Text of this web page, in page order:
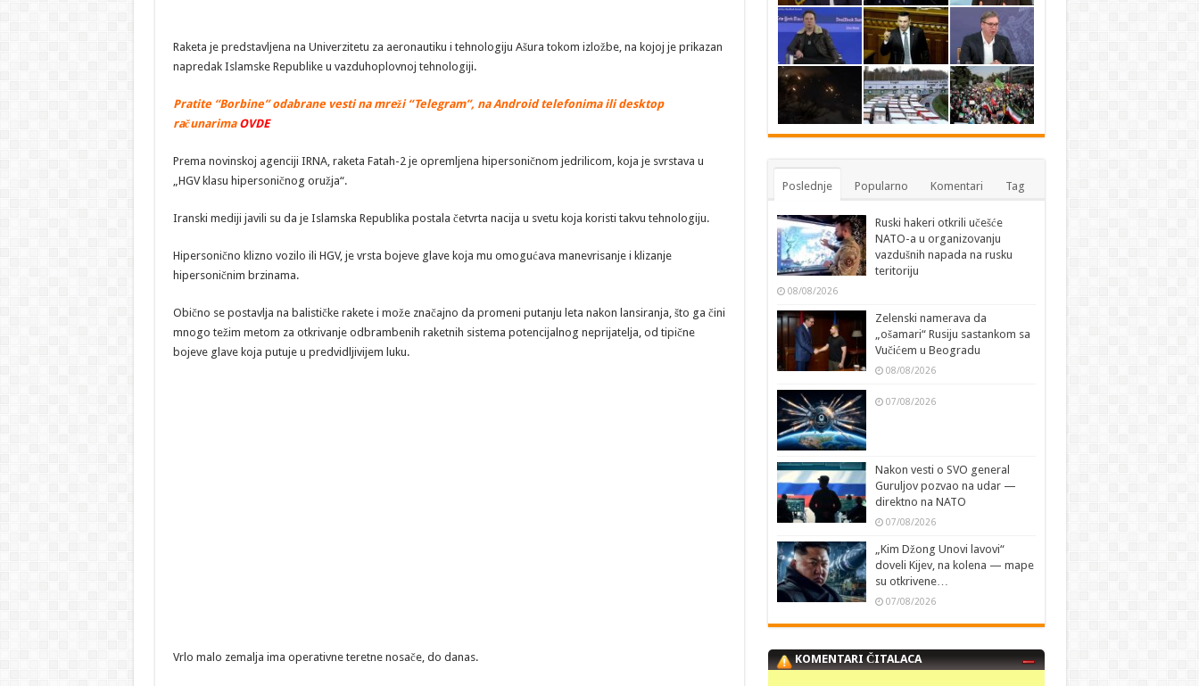
Raketa je predstavljena na Univerzitetu za aeronautiku i tehnologiju Ašura tokom izložbe, na kojoj je prikazan
napredak Islamske Republike u vazduhoplovnoj tehnologiji.
Pratite “Borbine” odabrane vesti na mreži “Telegram”, na Android telefonima ili desktop
računarima OVDE
Prema novinskoj agenciji IRNA, raketa Fatah-2 je opremljena hipersoničnom jedrilicom, koja je svrstava u
„HGV klasu hipersoničnog oružja“.
Iranski mediji javili su da je Islamska Republika postala četvrta nacija u svetu koja koristi takvu tehnologiju.
Hipersonično klizno vozilo ili HGV, je vrsta bojeve glave koja mu omogućava manevrisanje i klizanje
hipersoničnim brzinama.
Obično se postavlja na balističke rakete i može značajno da promeni putanju leta nakon lansiranja, što ga čini
mnogo težim metom za otkrivanje odbrambenih raketnih sistema potencijalnog neprijatelja, od tipične
bojeve glave koja putuje u predvidljivijem luku.
Vrlo malo zemalja ima operativne teretne nosače, do danas.
Poslednje Popularno Komentari Tag
Ruski hakeri otkrili učešće
NATO-a u organizovanju
vazdušnih napada na rusku
teritoriju
08/08/2026
Zelenski namerava da
„ošamari“ Rusiju sastankom sa
Vučićem u Beogradu
08/08/2026
07/08/2026
Nakon vesti o SVO general
Guruljov pozvao na udar —
direktno na NATO
07/08/2026
„Kim Džong Unovi lavovi“
doveli Kijev, na kolena — mape
su otkrivene…
07/08/2026
KOMENTARI ČITALACA